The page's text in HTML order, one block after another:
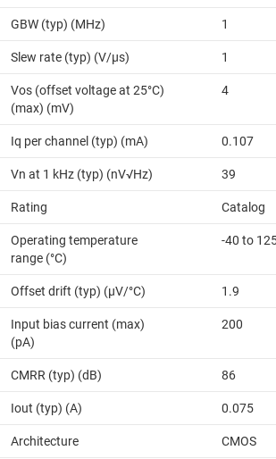
GBW (typ) (MHz) 1
Slew rate (typ) (V/µs) 1
Vos (offset voltage at 25°C)
(max) (mV)
4
Iq per channel (typ) (mA) 0.107
Vn at 1 kHz (typ) (nV√Hz) 39
Rating Catalog
Operating temperature
range (°C)
-40 to
Offset drift (typ) (µV/°C) 1.9
Input bias current (max)
(pA)
200
CMRR (typ) (dB) 86
Iout (typ) (A) 0.075
Architecture CMOS